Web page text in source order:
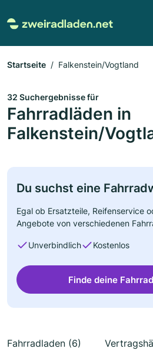
Startseite Falkenstein/Vogtland
32 Suchergebnisse für
Fahrradläden in
Falkenstein/
Du suchst eine
Egal ob Ersatzteile, Reifenservice
Angebote von verschiedenen
Unverbindlich Kostenlos
Finde deine
Fahrradladen (6)